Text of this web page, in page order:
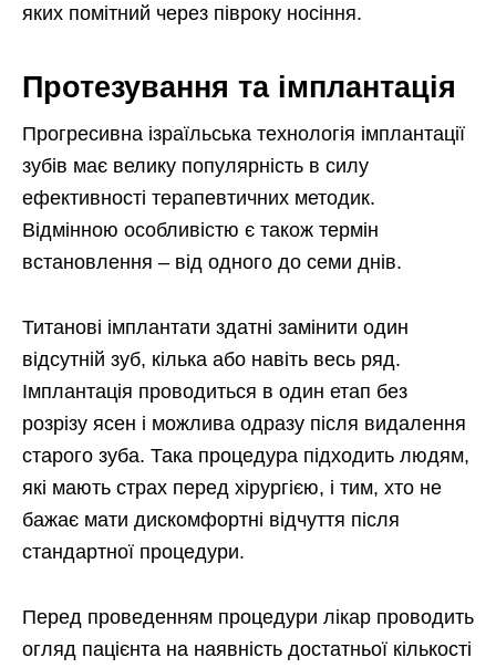
яких помітний через півроку носіння.
Протезування та імплантація
Прогресивна ізраїльська технологія імплантації
зубів має велику популярність в силу
ефективності терапевтичних методик.
Відмінною особливістю є також термін
встановлення – від одного до семи днів.
Титанові імплантати здатні замінити один
відсутній зуб, кілька або навіть весь ряд.
Імплантація проводиться в один етап без
розрізу ясен і можлива одразу після видалення
старого зуба. Така процедура підходить людям,
які мають страх перед хірургією, і тим, хто не
бажає мати дискомфортні відчуття після
стандартної процедури.
Перед проведенням процедури лікар проводить
огляд пацієнта на наявність достатньої кількості